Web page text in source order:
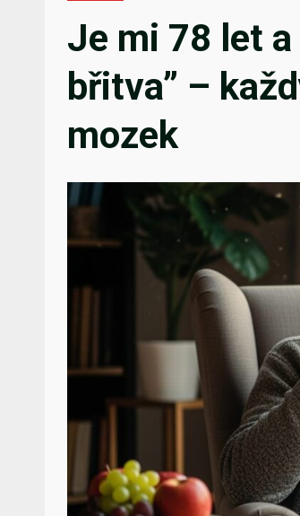
Je mi 78 let
břitva” –
mozek